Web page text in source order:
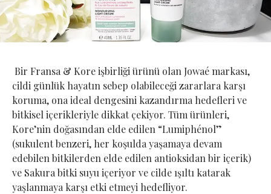
Bir Fransa & Kore işbirliği ürünü olan Jowaé markası,
cildi günlük hayatın sebep olabileceği zararlara karşı
koruma, ona ideal dengesini kazandırma hedefleri ve
bitkisel içerikleriyle dikkat çekiyor. Tüm ürünleri,
Kore’nin doğasından elde edilen “Lumiphénol”
(sukulent benzeri, her koşulda yaşamaya devam
edebilen bitkilerden elde edilen antioksidan bir içerik)
ve Sakura bitki suyu içeriyor ve cilde ışıltı katarak
yaşlanmaya karşı etki etmeyi hedefliyor.